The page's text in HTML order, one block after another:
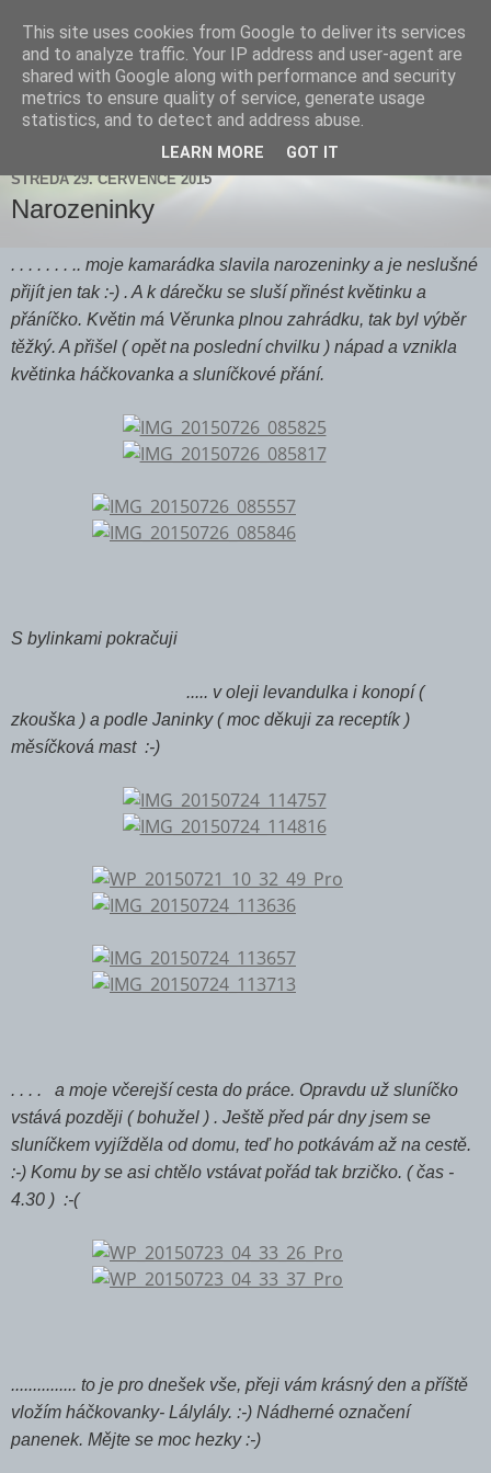
Zdenička
STŘEDA 29. ČERVENCE 2015
Narozeninky
. . . . . . . .. moje kamarádka slavila narozeninky a je neslušné
přijít jen tak :-) . A k dárečku se sluší přinést květinku a
přáníčko. Květin má Věrunka plnou zahrádku, tak byl výběr
těžký. A přišel ( opět na poslední chvilku ) nápad a vznikla
květinka háčkovanka a sluníčkové přání.
S bylinkami pokračuji
..... v oleji levandulka i konopí (
zkouška ) a podle Janinky ( moc děkuji za receptík )
měsíčková mast :-)
. . . . a moje včerejší cesta do práce. Opravdu už sluníčko
vstává později ( bohužel ) . Ještě před pár dny jsem se
sluníčkem vyjížděla od domu, teď ho potkávám až na cestě.
:-) Komu by se asi chtělo vstávat pořád tak brzičko. ( čas -
4.30 ) :-(
............... to je pro dnešek vše, přeji vám krásný den a příště
vložím háčkovanky- Lálylály. :-) Nádherné označení
panenek. Mějte se moc hezky :-)
This site uses cookies from Google to deliver its services
and to analyze traffic. Your IP address and user-agent are
shared with Google along with performance and security
metrics to ensure quality of service, generate usage
statistics, and to detect and address abuse.
LEARN MORE GOT IT